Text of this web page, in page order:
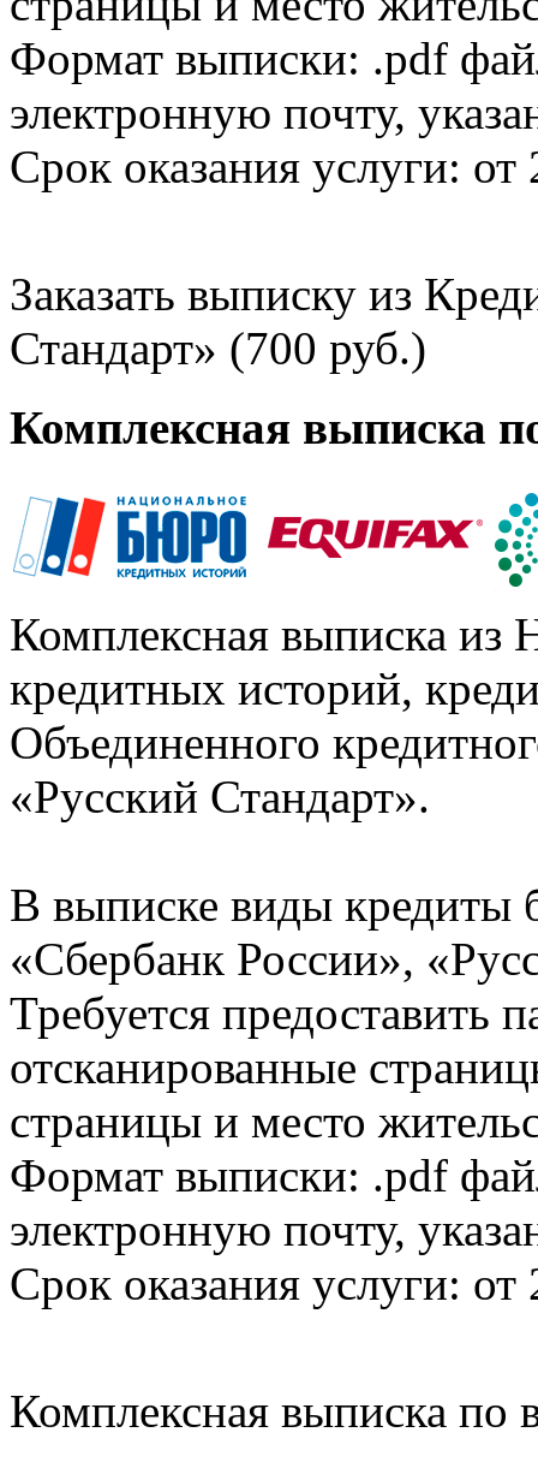
Формат выписки: .pdf
электронную почту,
Срок оказания услуги: от
Заказать выписку из
Стандарт» (700 руб.)
Комплексная выписка
Комплексная выписка из
кредитных историй,
Объединенного
«Русский Стандарт».
В выписке виды кредиты
«Сбербанк России»,
Требуется предоставить
отсканированные
страницы и место
Формат выписки: .pdf
электронную почту,
Срок оказания услуги: от
Комплексная выписка